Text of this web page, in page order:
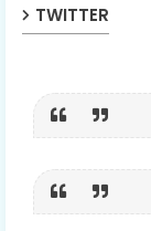
TWITTER